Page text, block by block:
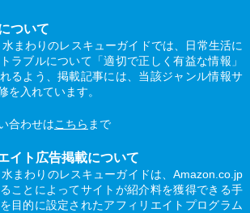
ついて
まわりのレスキューガイドでは、日常生活に
ラブルについて「適切で正しく有益な情報」
るよう、掲載記事には、当該ジャンル情報サ
を入れています。
合わせはこちら まで
イト広告掲載について
まわりのレスキューガイドは、Amazon.co.jp
ことによってサイトが紹介料を獲得できる手
目的に設定されたアフィリエイトプログラム